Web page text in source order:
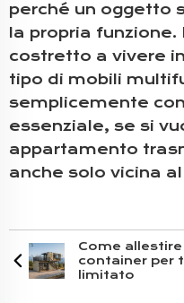
perché un oggetto
la propria funzione.
costretto a vivere
tipo di mobili
semplicemente
essenziale, se si
appartamento
anche solo vicina
Come
container per
limitato